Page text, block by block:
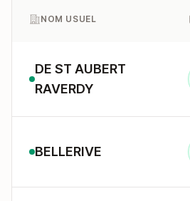
NOM USUEL
DE ST AUBERT
RAVERDY
BELLERIVE